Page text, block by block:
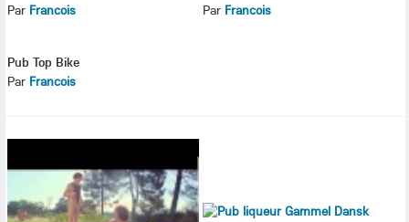
Par Francois
Par Francois
Pub Top Bike
Par Francois